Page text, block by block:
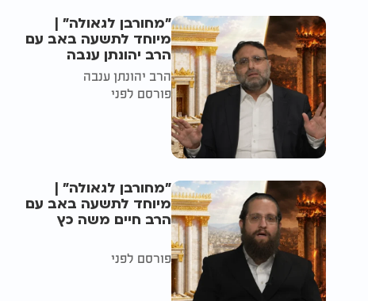
"מחורבן לגאולה" |
מיוחד לתשעה באב עם
הרב יהונתן ענבה
הרב יהונתן ענבה
פורסם לפני
"מחורבן לגאולה" |
מיוחד לתשעה באב עם
הרב חיים משה כץ
פורסם לפני